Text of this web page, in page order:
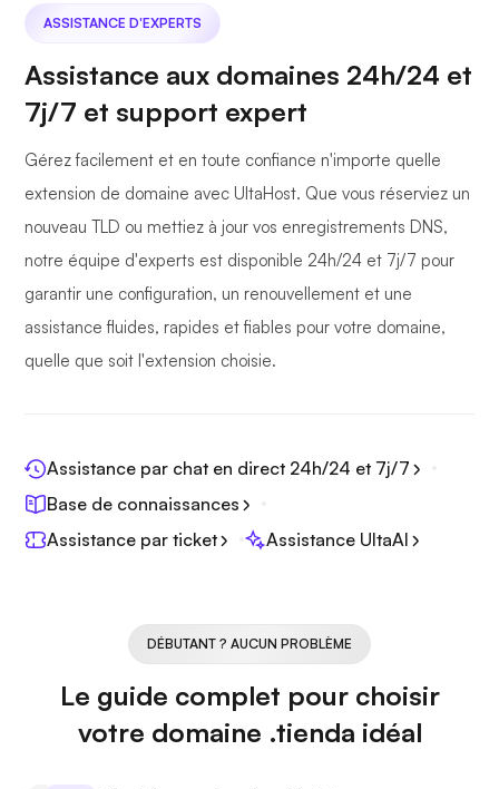
ASSISTANCE D'EXPERTS
Assistance aux domaines 24h/24 et
7j/7 et support expert
Gérez facilement et en toute confiance n'importe quelle
extension de domaine avec UltaHost. Que vous réserviez un
nouveau TLD ou mettiez à jour vos enregistrements DNS,
notre équipe d'experts est disponible 24h/24 et 7j/7 pour
garantir une configuration, un renouvellement et une
assistance fluides, rapides et fiables pour votre domaine,
quelle que soit l'extension choisie.
Assistance par chat en direct 24h/24 et 7j/7
Base de connaissances
Assistance par ticket
Assistance UltaAI
DÉBUTANT ? AUCUN PROBLÈME
Le guide complet pour choisir
votre domaine .tienda idéal